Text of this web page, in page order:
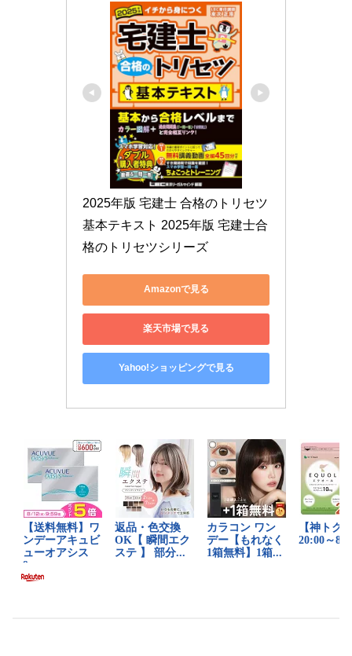
2025年版 宅建士 合格のトリセツ
基本テキスト 2025年版 宅建士合
格のトリセツシリーズ
Amazonで見る
楽天市場で見る
Yahoo!ショッピングで見る